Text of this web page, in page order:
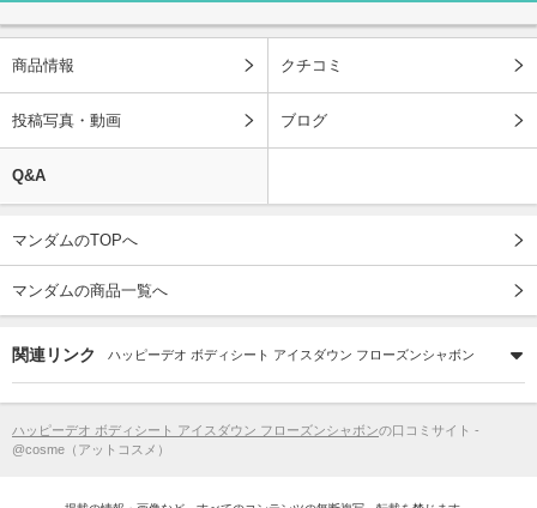
商品情報 クチコミ
投稿写真・動画 ブログ
Q&A
マンダムのTOPへ
マンダムの商品一覧へ
関連リンク ハッピーデオ ボディシート アイスダウン フローズンシャボン
ハッピーデオ ボディシート アイスダウン フローズンシャボンの口コミサイト -
@cosme（アットコスメ）